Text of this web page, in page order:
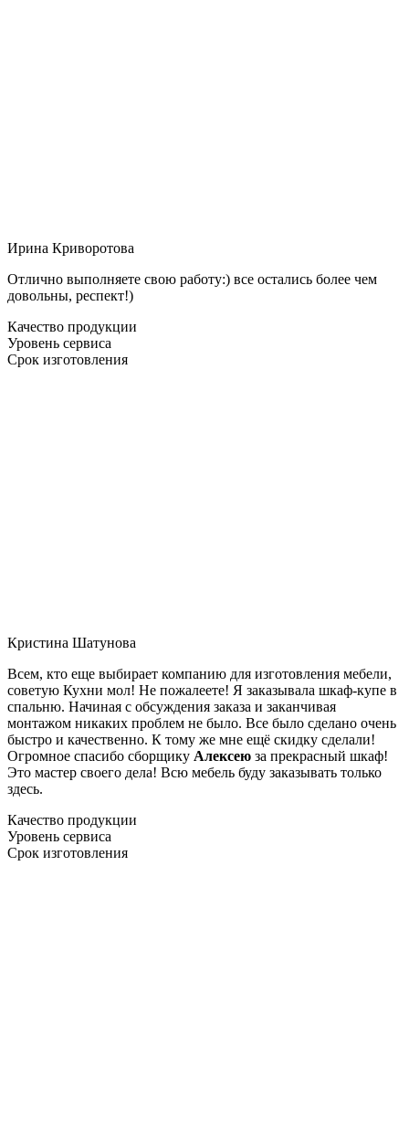
Ирина Криворотова
Отлично выполняете свою работу:) все остались более чем
довольны, респект!)
Качество продукции
Уровень сервиса
Срок изготовления
Кристина Шатунова
Всем, кто еще выбирает компанию для изготовления мебели,
советую Кухни мол! Не пожалеете! Я заказывала шкаф-купе в
спальню. Начиная с обсуждения заказа и заканчивая
монтажом никаких проблем не было. Все было сделано очень
быстро и качественно. К тому же мне ещё скидку сделали!
Огромное спасибо сборщику Алексею за прекрасный шкаф!
Это мастер своего дела! Всю мебель буду заказывать только
здесь.
Качество продукции
Уровень сервиса
Срок изготовления